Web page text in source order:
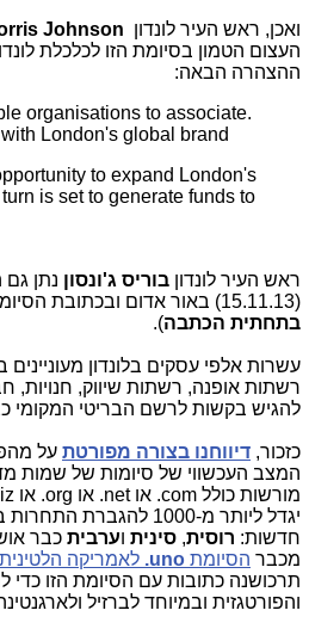
ואכן, ראש העיר לונדון
העצום הטמון בסיומת הזו לכלכלת
ההצהרה הבאה:
.
organisations to associate
London's global brand
to expand London's
is set to generate funds to
ראש העיר לונדון בוריס ג'ונסון נתן
(15.11.13) באור אדום ובכתובת הסיומת את בניין העירייה. (
בתחתית הכתבה).
עשרות אלפי עסקים בלונדון מעוניינים
רשתות אופנה, רשתות שיווק, חנויות,
להגיש בקשות לרשם הבריטי המקומי
כזכור, דיווחנו בצורה מפורטת על
חדשות: רוסית, סינית וערבית כבר
מכבר הסיומת uno. לאמריקה
תרכושנה כתובות עם הסיומת הזו כדי
והפורטגזית ובמיוחד לברזיל